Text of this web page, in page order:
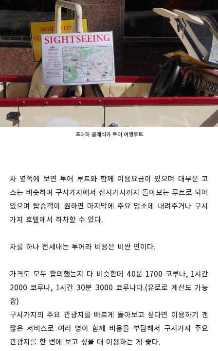
프라하 클래식카 투어 여행루트
차 옆쪽에 보면 투어 루트와 함께 이용요금이 있으며 대부분 코
스는 비슷하며 구시가지에서 신시가시까지 돌아보는 루트로 되어
있으며 탑승객이 원하면 마지막에 주요 명소에 내려주거나 구시
가지 호텔에서 하차할 수 있다.
차를 하나 전세내는 투어라 비용은 비싼 편이다.
가격도 모두 합의했는지 다 비슷한데 40분 1700 코루나, 1시간
2000 코루나, 1시간 30분 3000 코루나다.(유로로 계산도 가능
함)
구시가지의 주요 관광지를 빠르게 돌아보고 싶다면 이용하기 괜
찮은 서비스로 여러 명이 함께 비용을 부담해서 구시가지 주요
관광지를 한 번에 보고 싶을 때 이용하는 게 좋다.